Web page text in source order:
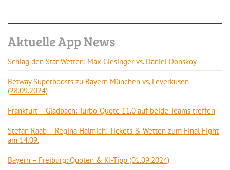
Aktuelle App News
Schlag den Star Wetten: Max Giesinger vs. Daniel Donskoy
Betway Superboosts zu Bayern München vs. Leverkusen
(28.09.2024)
Frankfurt – Gladbach: Turbo-Quote 11.0 auf beide Teams treffen
Stefan Raab – Regina Halmich: Tickets & Wetten zum Final Fight
am 14.09.
Bayern – Freiburg: Quoten & KI-Tipp (01.09.2024)